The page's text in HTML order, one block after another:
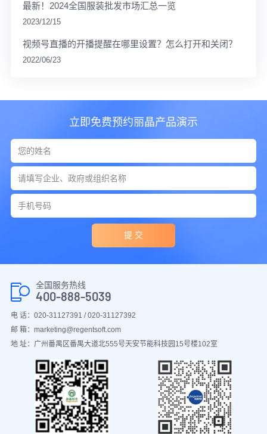
最新！2024全国服装批发市场汇总一览
2023/12/15
视频号直播的开播提醒在哪里设置？怎么打开和关闭？
2022/06/23
立即免费预约丽晶产品演示
提 交
全国服务热线
400-888-5039
电 话：020-31127391 / 020-31127392
邮 箱：marketing@regentsoft.com
地 址：广州番禺区番禺大道北555号天安节能科技园15号楼102室